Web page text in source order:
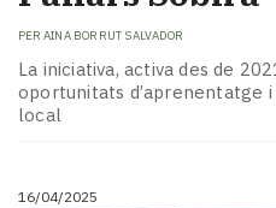
PER AINA BORRUT SALVADOR
La iniciativa, activa des de
oportunitats d’aprenentatge
local
16/04/2025